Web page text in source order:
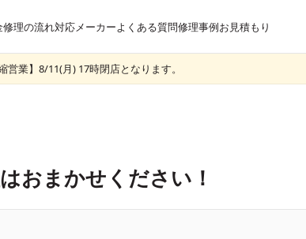
修理の流れ対応メーカーよくある質問修理事例お見積もり
業】8/11(月) 17時閉店となります。
おまかせください！